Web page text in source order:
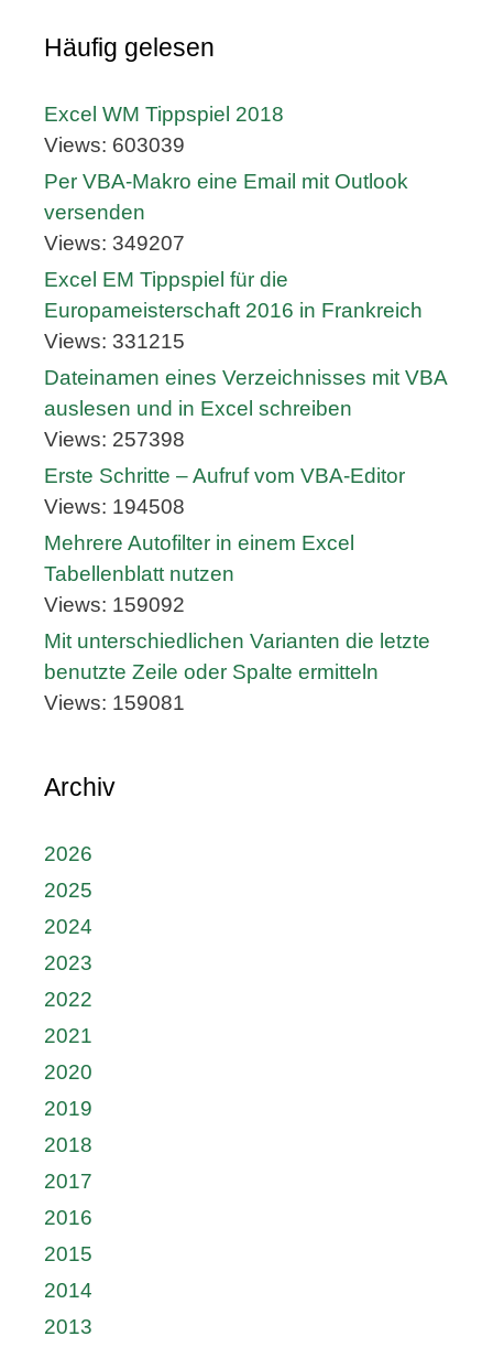
Häufig gelesen
Excel WM Tippspiel 2018
Views: 603039
Per VBA-Makro eine Email mit Outlook
versenden
Views: 349207
Excel EM Tippspiel für die
Europameisterschaft 2016 in Frankreich
Views: 331215
Dateinamen eines Verzeichnisses mit VBA
auslesen und in Excel schreiben
Views: 257398
Erste Schritte – Aufruf vom VBA-Editor
Views: 194508
Mehrere Autofilter in einem Excel
Tabellenblatt nutzen
Views: 159092
Mit unterschiedlichen Varianten die letzte
benutzte Zeile oder Spalte ermitteln
Views: 159081
Archiv
2026
2025
2024
2023
2022
2021
2020
2019
2018
2017
2016
2015
2014
2013